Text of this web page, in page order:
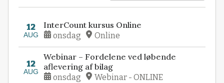
12
AUG
InterCount kursus Online
onsdag Online
12
AUG
Webinar – Fordelene ved løbende
aflevering af bilag
onsdag Webinar - ONLINE